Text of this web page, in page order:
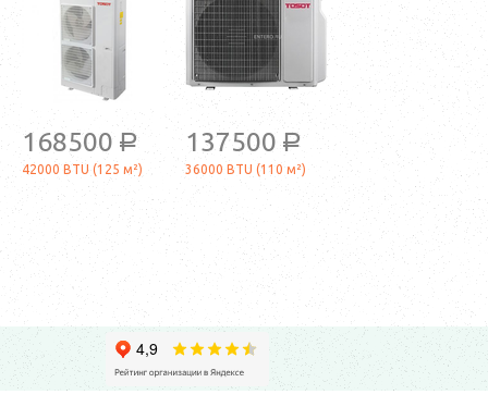
168500 a
42000 BTU (125 м²)
137500 a
36000 BTU (110 м²)